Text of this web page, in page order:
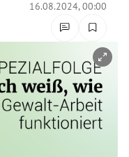
16.08.2024, 00:00